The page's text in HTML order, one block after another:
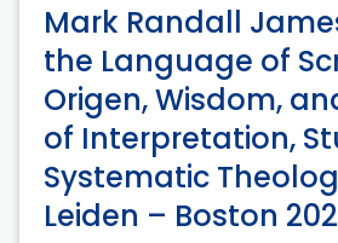
Mark Randall
the Language of
Origen, Wisdom,
of Interpretation,
Systematic
Leiden – Boston